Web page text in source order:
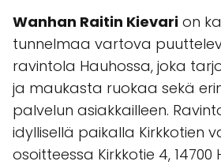
Wanhan Raitin Kievari on
tunnelmaa vartova
ravintola Hauhossa, joka
ja maukasta ruokaa sekä
palvelun asiakkailleen.
idyllisellä paikalla Kirkkotien
osoitteessa Kirkkotie 4, 14700